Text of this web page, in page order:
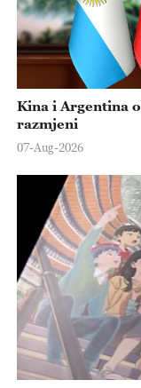
Kina i Argentina
razmjeni
07-Aug-2026